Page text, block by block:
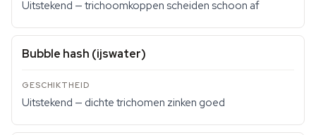
Uitstekend — trichoomkoppen scheiden schoon af
Bubble hash (ijswater)
Uitstekend — dichte trichomen zinken goed